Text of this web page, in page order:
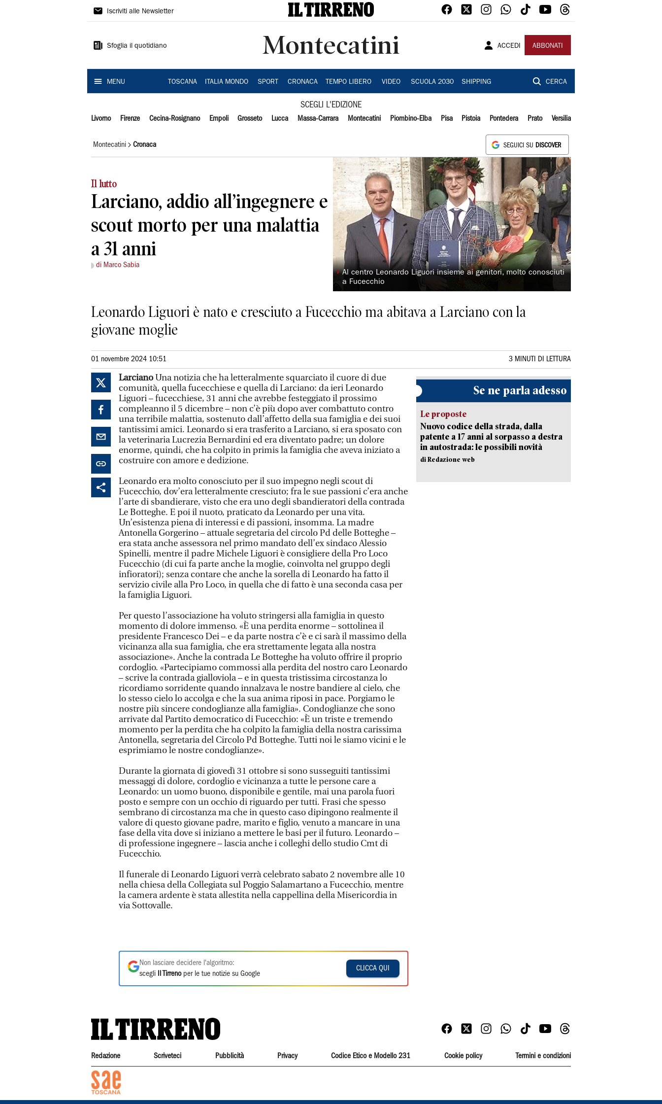
Il
Iscriviti alle Newsletter
Sfoglia il quotidiano Montecatini ACCEDI ABBONATI
MENU TOSCANA ITALIA MONDO SPORT CRONACA TEMPO LIBERO VIDEO SCUOLA 2030 SHIPPING CERCA
SCEGLI L'EDIZIONE
Livorno Firenze Cecina-Rosignano Empoli Grosseto Lucca Massa-Carrara Montecatini Piombino-Elba Pisa Pistoia Pontedera Prato Versilia
Montecatini Cronaca SEGUICI SU DISCOVER
Il lutto
Larciano, addio all’ingegnere e
scout morto per una malattia
a 31 anni
di Marco Sabia
◗Al centro Leonardo Liguori insieme ai genitori, molto conosciuti
a Fucecchio
Leonardo Liguori è nato e cresciuto a Fucecchio ma abitava a Larciano con la
giovane moglie
01 novembre 2024 10:51 3 MINUTI DI LETTURA
LarcianoUna notizia che ha letteralmente squarciato il cuore di due
comunità, quella fucecchiese e quella di Larciano: da ieri Leonardo
Liguori – fucecchiese, 31 anni che avrebbe festeggiato il prossimo
compleanno il 5 dicembre – non c’è più dopo aver combattuto contro
una terribile malattia, sostenuto dall’affetto della sua famiglia e dei suoi
tantissimi amici. Leonardo si era trasferito a Larciano, si era sposato con
la veterinaria Lucrezia Bernardini ed era diventato padre; un dolore
enorme, quindi, che ha colpito in primis la famiglia che aveva iniziato a
costruire con amore e dedizione.
Leonardo era molto conosciuto per il suo impegno negli scout di
Fucecchio, dov’era letteralmente cresciuto; fra le sue passioni c’era anche
l’arte di sbandierare, visto che era uno degli sbandieratori della contrada
Le Botteghe. E poi il nuoto, praticato da Leonardo per una vita.
Un’esistenza piena di interessi e di passioni, insomma. La madre
Antonella Gorgerino – attuale segretaria del circolo Pd delle Botteghe –
era stata anche assessora nel primo mandato dell’ex sindaco Alessio
Spinelli, mentre il padre Michele Liguori è consigliere della Pro Loco
Fucecchio (di cui fa parte anche la moglie, coinvolta nel gruppo degli
infioratori); senza contare che anche la sorella di Leonardo ha fatto il
servizio civile alla Pro Loco, in quella che di fatto è una seconda casa per
la famiglia Liguori.
Per questo l’associazione ha voluto stringersi alla famiglia in questo
momento di dolore immenso. «È una perdita enorme – sottolinea il
presidente Francesco Dei – e da parte nostra c’è e ci sarà il massimo della
vicinanza alla sua famiglia, che era strettamente legata alla nostra
associazione». Anche la contrada Le Botteghe ha voluto offrire il proprio
cordoglio. «Partecipiamo commossi alla perdita del nostro caro Leonardo
– scrive la contrada gialloviola – e in questa tristissima circostanza lo
ricordiamo sorridente quando innalzava le nostre bandiere al cielo, che
lo stesso cielo lo accolga e che la sua anima riposi in pace. Porgiamo le
nostre più sincere condoglianze alla famiglia». Condoglianze che sono
arrivate dal Partito democratico di Fucecchio: «È un triste e tremendo
momento per la perdita che ha colpito la famiglia della nostra carissima
Antonella, segretaria del Circolo Pd Botteghe. Tutti noi le siamo vicini e le
esprimiamo le nostre condoglianze».
Durante la giornata di giovedì 31 ottobre si sono susseguiti tantissimi
messaggi di dolore, cordoglio e vicinanza a tutte le persone care a
Leonardo: un uomo buono, disponibile e gentile, mai una parola fuori
posto e sempre con un occhio di riguardo per tutti. Frasi che spesso
sembrano di circostanza ma che in questo caso dipingono realmente il
valore di questo giovane padre, marito e figlio, venuto a mancare in una
fase della vita dove si iniziano a mettere le basi per il futuro. Leonardo –
di professione ingegnere – lascia anche i colleghi dello studio Cmt di
Fucecchio.
Il funerale di Leonardo Liguori verrà celebrato sabato 2 novembre alle 10
nella chiesa della Collegiata sul Poggio Salamartano a Fucecchio, mentre
la camera ardente è stata allestita nella cappellina della Misericordia in
via Sottovalle.
Non lasciare decidere l'algoritmo:
scegli
Il Tirrenoper le tue notizie su Google
CLICCA QUI
Se ne parla adesso
Le proposte
Nuovo codice della strada, dalla
patente a 17 anni al sorpasso a destra
in autostrada: le possibili novità
di Redazione web
Redazione Scriveteci Pubblicità Privacy Codice Etico e Modello 231 Cookie policy Termini e condizioni